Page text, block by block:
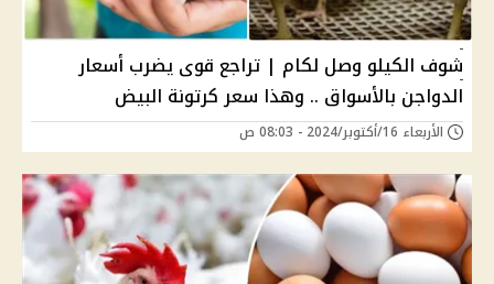
شوف الكيلو وصل لكام | تراجع قوى يضرب أسعار
الدواجن بالأسواق .. وهذا سعر كرتونة البيض
الأربعاء 16/أكتوبر/2024 - 08:03 ص